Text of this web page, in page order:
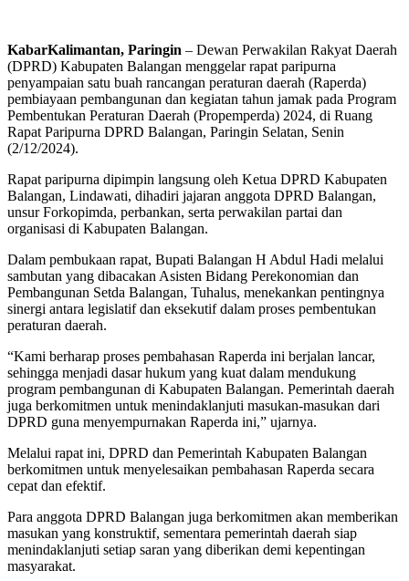
KabarKalimantan, Paringin – Dewan Perwakilan Rakyat Daerah
(DPRD) Kabupaten Balangan menggelar rapat paripurna
penyampaian satu buah rancangan peraturan daerah (Raperda)
pembiayaan pembangunan dan kegiatan tahun jamak pada Program
Pembentukan Peraturan Daerah (Propemperda) 2024, di Ruang
Rapat Paripurna DPRD Balangan, Paringin Selatan, Senin
(2/12/2024).
Rapat paripurna dipimpin langsung oleh Ketua DPRD Kabupaten
Balangan, Lindawati, dihadiri jajaran anggota DPRD Balangan,
unsur Forkopimda, perbankan, serta perwakilan partai dan
organisasi di Kabupaten Balangan.
Dalam pembukaan rapat, Bupati Balangan H Abdul Hadi melalui
sambutan yang dibacakan Asisten Bidang Perekonomian dan
Pembangunan Setda Balangan, Tuhalus, menekankan pentingnya
sinergi antara legislatif dan eksekutif dalam proses pembentukan
peraturan daerah.
“Kami berharap proses pembahasan Raperda ini berjalan lancar,
sehingga menjadi dasar hukum yang kuat dalam mendukung
program pembangunan di Kabupaten Balangan. Pemerintah daerah
juga berkomitmen untuk menindaklanjuti masukan-masukan dari
DPRD guna menyempurnakan Raperda ini,” ujarnya.
Melalui rapat ini, DPRD dan Pemerintah Kabupaten Balangan
berkomitmen untuk menyelesaikan pembahasan Raperda secara
cepat dan efektif.
Para anggota DPRD Balangan juga berkomitmen akan memberikan
masukan yang konstruktif, sementara pemerintah daerah siap
menindaklanjuti setiap saran yang diberikan demi kepentingan
masyarakat.